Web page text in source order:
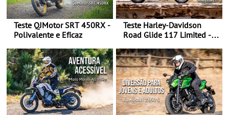
Teste QJMotor SRT 450RX -
Polivalente e Eficaz
Teste Harley-Davidson
Road Glide 117 Limited - A